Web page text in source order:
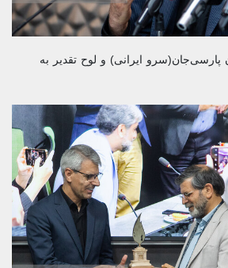
پارسی‌جان(سرو ایرانی) و لوح تقدیر به